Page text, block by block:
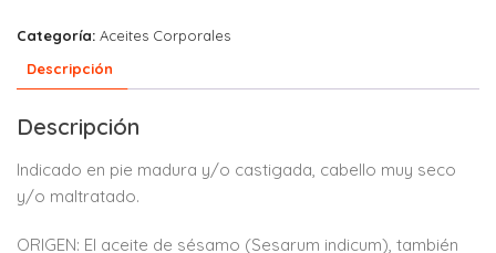
Categoría: Aceites Corporales
Descripción
Descripción
Indicado en pie madura y/o castigada, cabello muy seco
y/o maltratado.
ORIGEN: El aceite de sésamo (Sesarum indicum), también